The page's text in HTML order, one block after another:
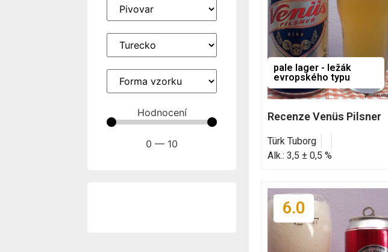
Hodnocení
0 — 10
pale lager - ležák
evropského typu
Recenze Venüs Pilsner
Türk Tuborg
Alk.: 3,5 ± 0,5 %
6.0